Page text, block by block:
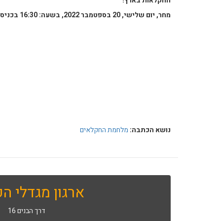
מחר, יום שלישי, 20 בספטמבר 2022, בשעה: 16:30 בכניסה לישוב משמר דוד
נושא הכתבה: מלחמת החקלאים
ארגון מגדלי
דרך הבנים 16